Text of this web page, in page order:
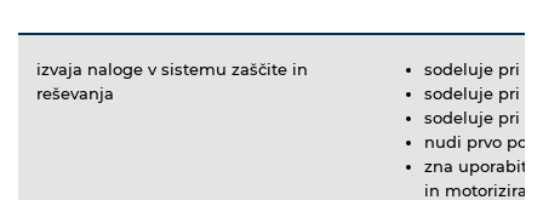
izvaja naloge v sistemu zaščite in
reševanja
sodeluje pri
sodeluje pri
sodeluje pri
nudi prvo
zna uporabiti
in